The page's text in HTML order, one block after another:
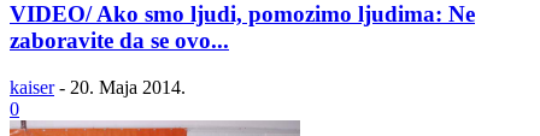
VIDEO/ Ako smo ljudi, pomozimo ljudima: Ne
zaboravite da se ovo...
kaiser - 20. Maja 2014.
0